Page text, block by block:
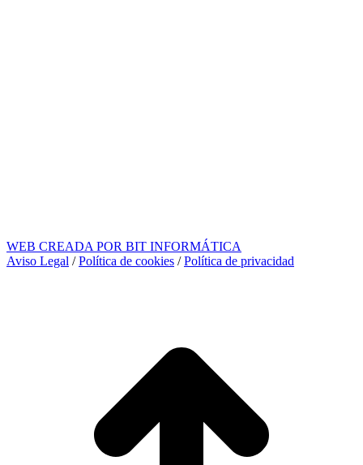
WEB CREADA POR BIT INFORMÁTICA
Aviso Legal /Política de cookies /Política de privacidad